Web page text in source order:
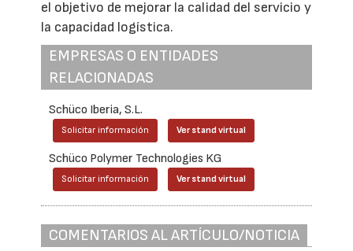
el objetivo de mejorar la calidad del servicio y
la capacidad logística.
EMPRESAS O ENTIDADES
RELACIONADAS
Schüco Iberia, S.L.
Solicitar información Ver stand virtual
Schüco Polymer Technologies KG
Solicitar información Ver stand virtual
COMENTARIOS AL ARTÍCULO/NOTICIA